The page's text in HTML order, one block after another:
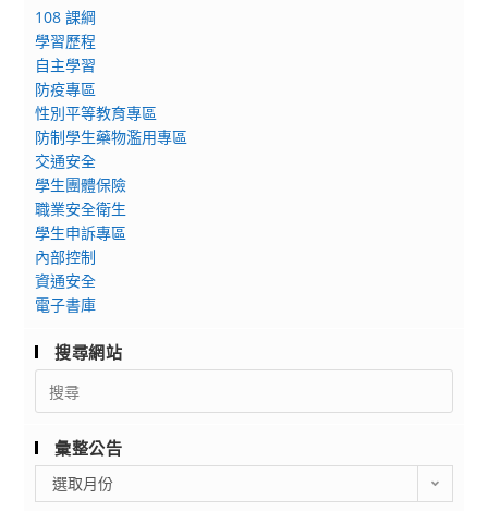
108 課綱
學習歷程
自主學習
防疫專區
性別平等教育專區
防制學生藥物濫用專區
交通安全
學生團體保險
職業安全衛生
學生申訴專區
內部控制
資通安全
電子書庫
搜尋網站
Search
for:
彙整公告
整
選取月份